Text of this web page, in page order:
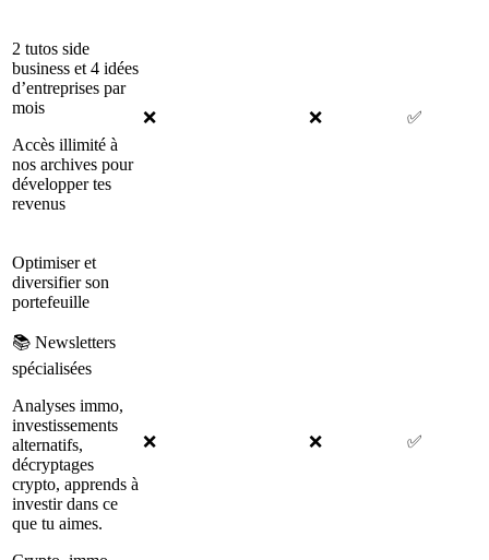
2 tutos side
business et 4 idées
d’entreprises par
mois
Accès illimité à
nos archives pour
développer tes
revenus
❌ ❌ ✅
Optimiser et
diversifier son
portefeuille
📚 Newsletters
spécialisées
Analyses immo,
investissements
alternatifs,
décryptages
crypto, apprends à
investir dans ce
que tu aimes.
❌ ❌ ✅